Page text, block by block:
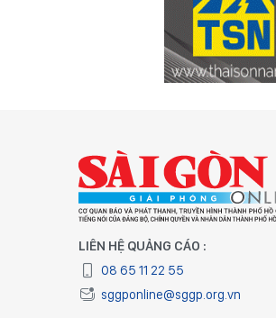
LIÊN HỆ QUẢNG CÁO :
08 65 11 22 55
sggponline@sggp.org.vn